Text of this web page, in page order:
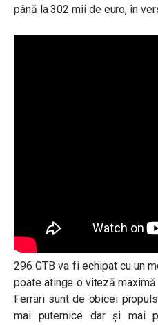
până la 302 mii de euro, în
296 GTB va fi echipat cu un
poate atinge o viteză
Ferrari sunt de obicei
mai puternice dar și mai